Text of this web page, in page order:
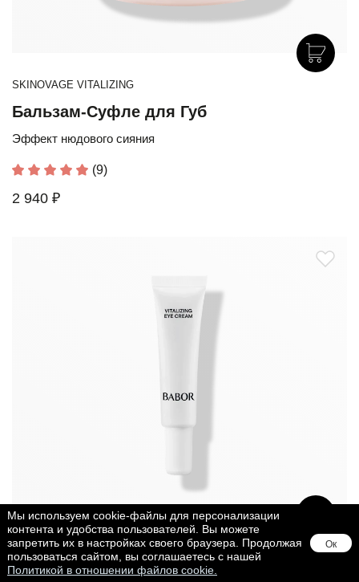
SKINOVAGE VITALIZING
Бальзам-Суфле для Губ
Эффект нюдового сияния
(9)
2 940 ₽
SKINOVAGE VITALIZING
Крем для Век Совершенство Кожи
Мы используем cookie-файлы для персонализации
контента и удобства пользователей. Вы можете
запретить их в настройках своего браузера. Продолжая
пользоваться сайтом, вы соглашаетесь с нашей
Политикой в отношении файлов cookie.
Ок